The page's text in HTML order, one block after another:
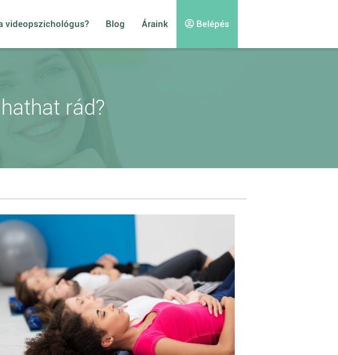
videopszichológus? Blog Áraink Belépés
rád?